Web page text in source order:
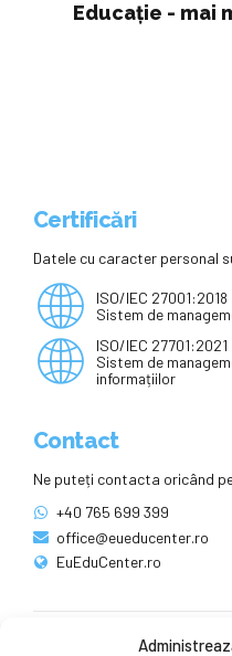
Educație - mai
Certificări
Datele cu caracter personal
ISO/IEC 27001:2018
Sistem de
ISO/IEC 27701:2021
Sistem de
informațiilor
Contact
Ne puteți contacta oricând
+40 765 699 399
office@eueducenter.ro
EuEduCenter.ro